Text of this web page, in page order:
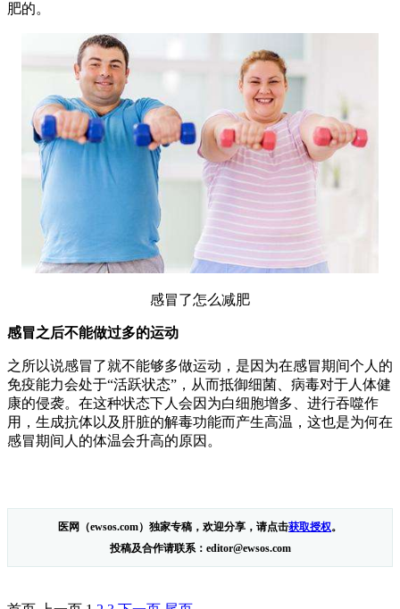
肥的。
感冒了怎么减肥
感冒之后不能做过多的运动
之所以说感冒了就不能够多做运动，是因为在感冒期间个人的
免疫能力会处于“活跃状态”，从而抵御细菌、病毒对于人体健
康的侵袭。在这种状态下人会因为白细胞增多、进行吞噬作
用，生成抗体以及肝脏的解毒功能而产生高温，这也是为何在
感冒期间人的体温会升高的原因。
医网（ewsos.com）独家专稿，欢迎分享，请点击获取授权。
投稿及合作请联系：editor@ewsos.com